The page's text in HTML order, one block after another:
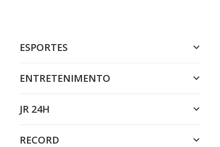
ESPORTES
ENTRETENIMENTO
JR 24H
RECORD